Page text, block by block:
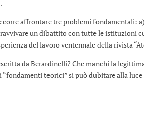
affrontare tre problemi fondamentali:
un dibattito con tutte le istituzioni
del lavoro ventennale della rivista
da Berardinelli? Che manchi la
teorici” si può dubitare alla